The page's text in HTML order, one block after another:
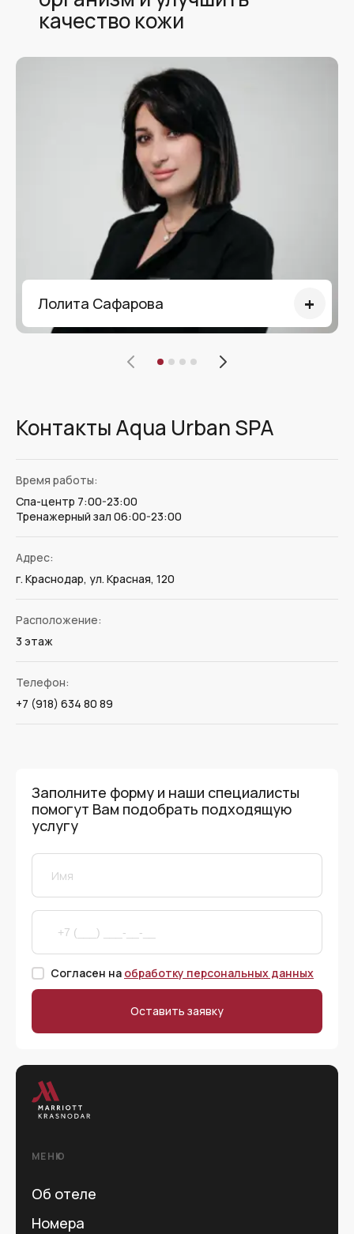
качество кожи
Лолита Сафарова
Визажист
Контакты Aqua Urban SPA
Время работы:
Спа-центр 7:00-23:00
Тренажерный зал 06:00-23:00
Адрес:
г. Краснодар, ул. Красная, 120
Расположение:
3 этаж
Телефон:
+7 (918) 634 80 89
Заполните форму и наши специалисты
помогут Вам подобрать подходящую
услугу
Согласен на обработку персональных данных
Оставить заявку
МЕНЮ
Об отеле
Номера